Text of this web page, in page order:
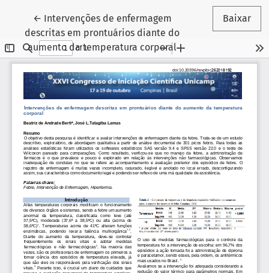
← Voltar aos Detalhes do Artigo
Intervenções de enfermagem
descritas em prontuários diante do
aumento da temperatura corporal
Baixar